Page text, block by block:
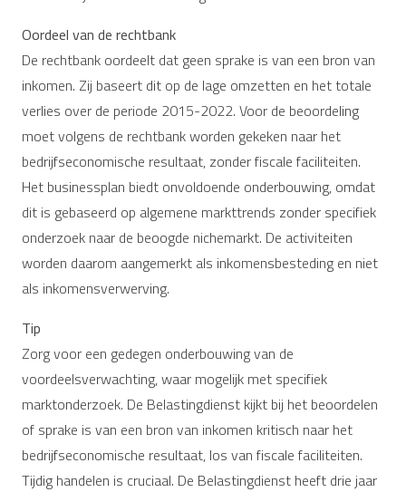
Oordeel van de rechtbank
De rechtbank oordeelt dat geen sprake is van een bron van
inkomen. Zij baseert dit op de lage omzetten en het totale
verlies over de periode 2015-2022. Voor de beoordeling
moet volgens de rechtbank worden gekeken naar het
bedrijfseconomische resultaat, zonder fiscale faciliteiten.
Het businessplan biedt onvoldoende onderbouwing, omdat
dit is gebaseerd op algemene markttrends zonder specifiek
onderzoek naar de beoogde nichemarkt. De activiteiten
worden daarom aangemerkt als inkomensbesteding en niet
als inkomensverwerving.
Tip
Zorg voor een gedegen onderbouwing van de
voordeelsverwachting, waar mogelijk met specifiek
marktonderzoek. De Belastingdienst kijkt bij het beoordelen
of sprake is van een bron van inkomen kritisch naar het
bedrijfseconomische resultaat, los van fiscale faciliteiten.
Tijdig handelen is cruciaal. De Belastingdienst heeft drie jaar